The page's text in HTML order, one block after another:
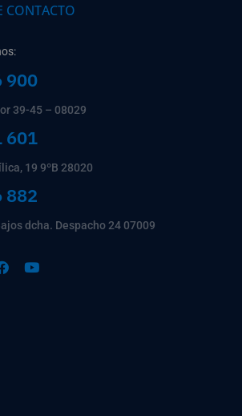
CONTACTO
900
39-45 – 08029
601
19 9ºB 28020
882
dcha. Despacho 24 07009